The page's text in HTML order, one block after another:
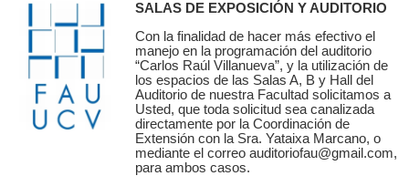
SALAS DE EXPOSICIÓN Y AUDITORIO
Con la finalidad de hacer más efectivo el
manejo en la programación del auditorio
“Carlos Raúl Villanueva”, y la utilización de
los espacios de las Salas A, B y Hall del
Auditorio de nuestra Facultad solicitamos a
Usted, que toda solicitud sea canalizada
directamente por la Coordinación de
Extensión con la Sra. Yataixa Marcano, o
mediante el correo auditoriofau@gmail.com,
para ambos casos.